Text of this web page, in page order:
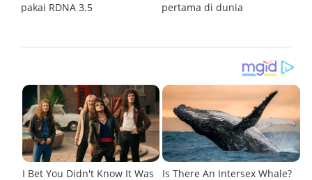
pakai RDNA 3.5
pertama di dunia